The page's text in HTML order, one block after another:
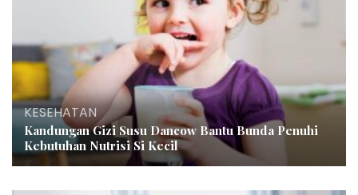
KESEHATAN
Kandungan Gizi Susu Dancow Bantu Bunda Penuhi
Kebutuhan Nutrisi Si Kecil